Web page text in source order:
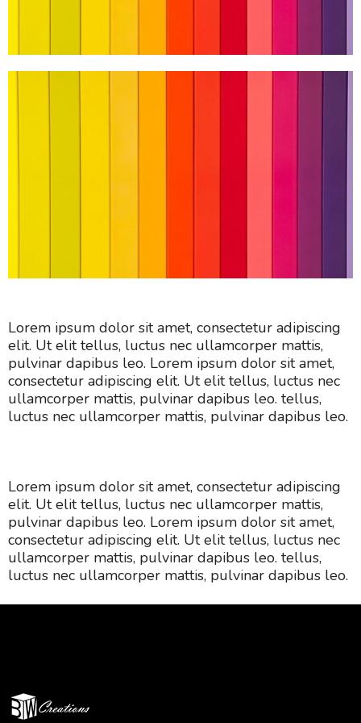
Lorem ipsum dolor sit amet, consectetur adipiscing
elit. Ut elit tellus, luctus nec ullamcorper mattis,
pulvinar dapibus leo. Lorem ipsum dolor sit amet,
consectetur adipiscing elit. Ut elit tellus, luctus nec
ullamcorper mattis, pulvinar dapibus leo. tellus,
luctus nec ullamcorper mattis, pulvinar dapibus leo.
Lorem ipsum dolor sit amet, consectetur adipiscing
elit. Ut elit tellus, luctus nec ullamcorper mattis,
pulvinar dapibus leo. Lorem ipsum dolor sit amet,
consectetur adipiscing elit. Ut elit tellus, luctus nec
ullamcorper mattis, pulvinar dapibus leo. tellus,
luctus nec ullamcorper mattis, pulvinar dapibus leo.